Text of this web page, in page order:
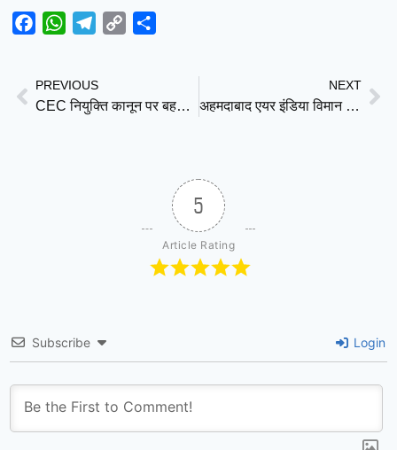
FacebookWhatsAppTelegram
Copy
PREVIOUS
CEC नियुक्ति कानून पर बहस दबाकर बिल पास कराया गया — TMC सांसद कीर्ति आजाद का केंद्र सरकार पर हमला
NEXT
अहमदाबाद एयर इंडिया विमान हादसे की जांच अंतिम चरण में, अगले महीने सार्वजनिक हो सकती है रिपोर्ट
5
Article Rating
Subscribe Login